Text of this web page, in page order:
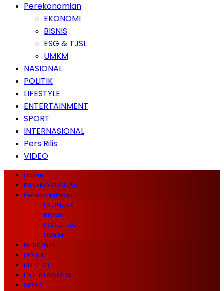
Perekonomian
EKONOMI
BISNIS
ESG & TJSL
UMKM
NASIONAL
POLITIK
LIFESTYLE
ENTERTAINMENT
SPORT
INTERNASIONAL
Pers Rilis
VIDEO
Home
INFO KOMUNITAS
Perekonomian
EKONOMI
BISNIS
ESG & TJSL
UMKM
NASIONAL
POLITIK
LIFESTYLE
ENTERTAINMENT
SPORT